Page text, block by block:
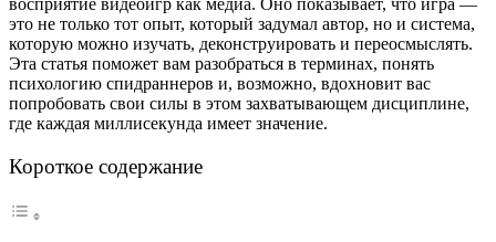
это не только тот опыт, который задумал автор, но и система,
которую можно изучать, деконструировать и переосмыслять.
Эта статья поможет вам разобраться в терминах, понять
психологию спидраннеров и, возможно, вдохновит вас
попробовать свои силы в этом захватывающем дисциплине,
где каждая миллисекунда имеет значение.
Короткое содержание